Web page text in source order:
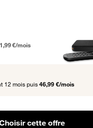
12 mois puis 51,99 € par mois,
€/mois
12 mois puis 46,99 €/mois
cette offre